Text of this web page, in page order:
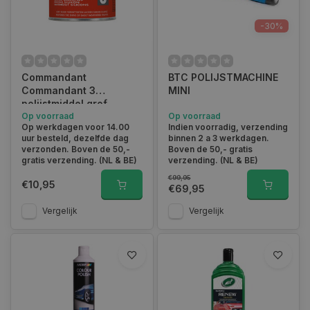
Polijstmachine auto en polijstmiddel
Polijstmachines en polijstmiddelen spelen een cruciale rol bij
het verwijderen van krassen, swirls en andere
onvolkomenheden in de lak van je auto. We bieden een breed
scala aan middelen voor het polijsten van je auto van
gerenommeerde merken die speciaal zijn ontwikkeld voor
verschillende laktypes en condities. Of je nu te maken hebt
met fijne krasjes of hardnekkige oxidatie, er is altijd een
geschikt middel voor jouw behoeften.
Waarom een polijstmachine auto
Polijstmiddelen kunnen met de hand worden aangebracht,
maar het gebruik van een polijstmachine kan het proces
aanzienlijk versnellen en vereenvoudigen. Polijstmachines zijn
ontworpen om trillingen te verminderen en een gelijkmatige
Commandant
Commandant 3
polijstmiddel grof
Op voorraad
Op werkdagen voor 14.00
uur besteld, dezelfde dag
verzonden. Boven de 50,-
gratis verzending. (NL & BE)
€10,95
Vergelijk
-30%
BTC POLIJSTMACHINE
MINI
Op voorraad
Indien voorradig, verzending
binnen 2 a 3 werkdagen.
Boven de 50,- gratis
verzending. (NL & BE)
€99,95
€69,95
Vergelijk